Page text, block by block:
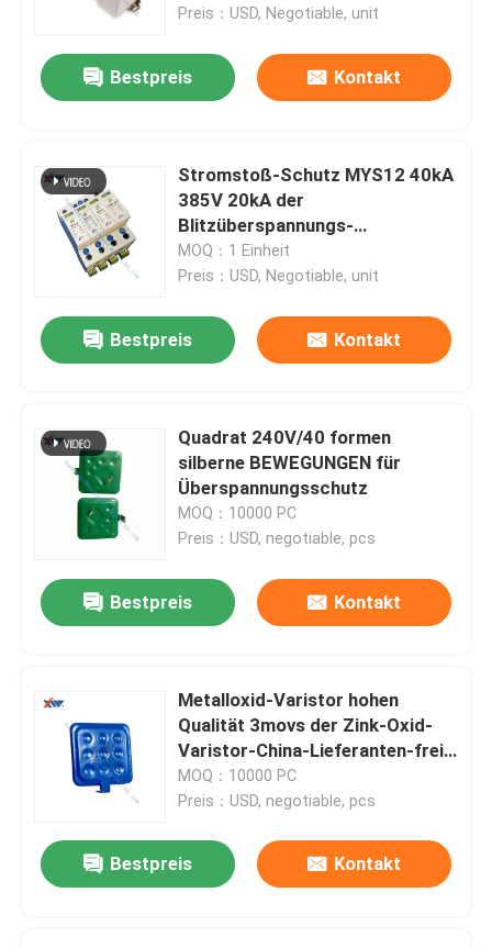
Hochspannungsfolienkondensator
Live Line Capacitors
Hochspannungsvakuumleistungsschalter
Spannungs-Messwandler
Kapazitiver Spannungsprüfer
Kapazitiver Spannungs-Teiler
Kapazitiver Isolator
Thermistor PTC NTC
Hochspannungswiderstände
den Schutz vor N-PE
Preis：USD, Negotiable, unit
Bestpreis Kontakt
Stromstoß-Schutz MYS12 40kA
385V 20kA der
Blitzüberspannungs-
Schutzgerät-hohen Qualität
Wechselstrom 3+1
MOQ：1 Einheit
Preis：USD, Negotiable, unit
Bestpreis Kontakt
Quadrat 240V/40 formen
silberne BEWEGUNGEN für
Überspannungsschutz
MOQ：10000 PC
Preis：USD, negotiable, pcs
Bestpreis Kontakt
Metalloxid-Varistor hohen
Qualität 3movs der Zink-Oxid-
Varistor-China-Lieferanten-freie
der Beispiel34s 431K
keramisches 580-660V
MOQ：10000 PC
Preis：USD, negotiable, pcs
Bestpreis Kontakt